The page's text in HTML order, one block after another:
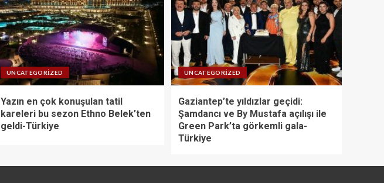
UNCATEGORIZED
Yazın en çok konuşulan tatil
kareleri bu sezon Ethno Belek’ten
geldi-Türkiye
UNCATEGORIZED
Gaziantep’te yıldızlar geçidi:
Şamdancı ve By Mustafa açılışı ile
Green Park’ta görkemli gala-
Türkiye